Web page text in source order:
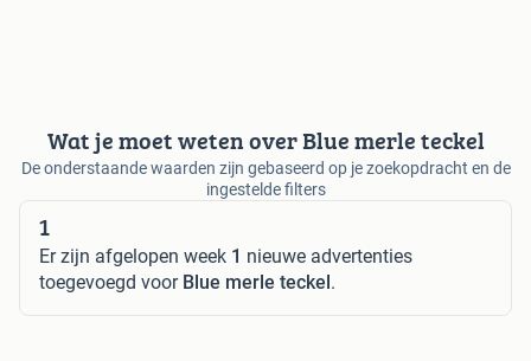
Wat je moet weten over Blue merle teckel
De onderstaande waarden zijn gebaseerd op je zoekopdracht en de
ingestelde filters
1
Er zijn afgelopen week 1 nieuwe advertenties
toegevoegd voor Blue merle teckel.